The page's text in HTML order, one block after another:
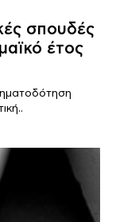
σπουδές
έτος